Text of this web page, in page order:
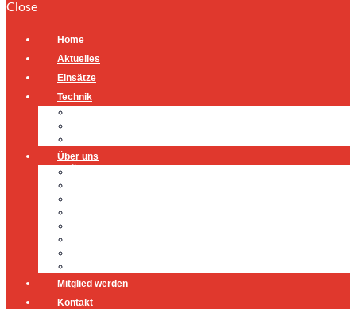
Close
Home
Aktuelles
Einsätze
Technik
Über uns
Mitglied werden
Kontakt